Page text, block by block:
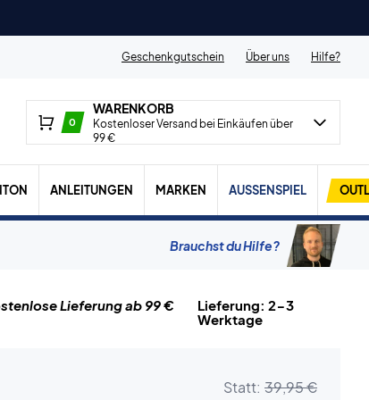
Geschenkgutschein
Über uns Hilfe?
0
WARENKORB
Kostenloser Versand bei Einkäufen über
99 €
ANLEITUNGEN MARKEN AUSSENSPIEL
Brauchst du Hilfe?
Lieferung ab 99 €
Lieferung: 2-3
Werktage
Statt: 39,95 €